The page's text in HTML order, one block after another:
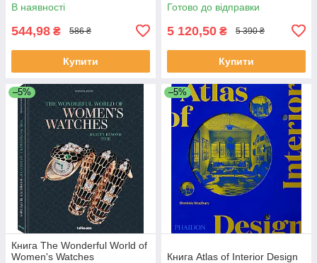
В наявності
544,98 ₴ 586 ₴
Купити
Готово до відправки
5 120,50 ₴ 5 390 ₴
Купити
–5%
Книга The Wonderful World of
Women's Watches
–5%
Книга Atlas of Interior Design